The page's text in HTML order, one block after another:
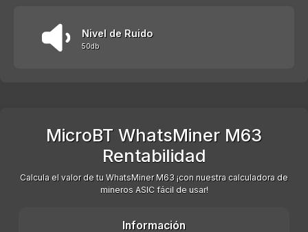
Nivel de Ruido
50db
MicroBT WhatsMiner M63
Rentabilidad
Calcula el valor de tu WhatsMiner M63 ¡con nuestra calculadora de
mineros ASIC fácil de usar!
Información